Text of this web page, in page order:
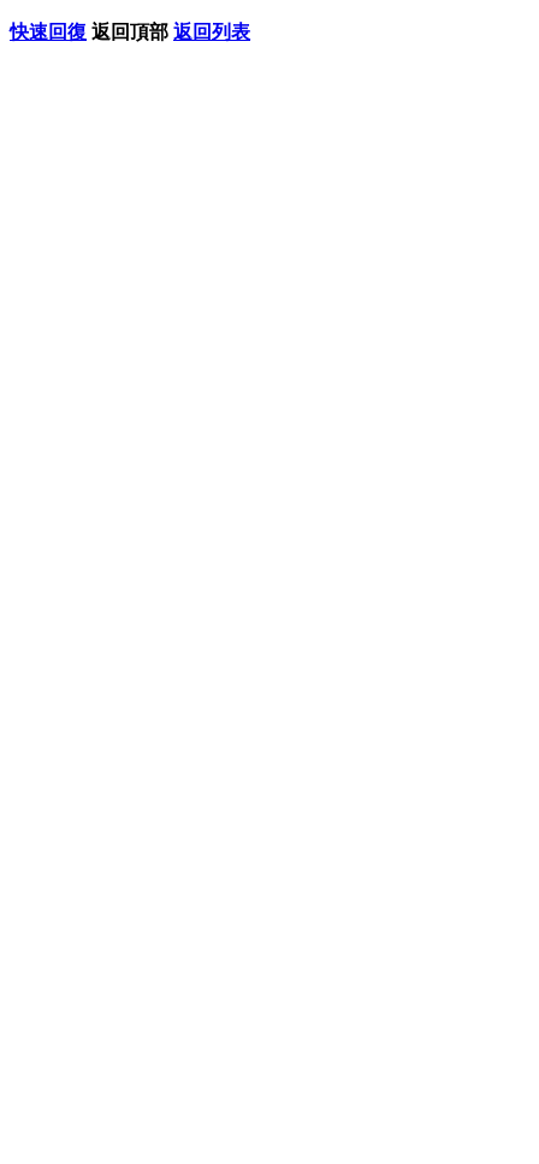
快速回復 返回頂部 返回列表